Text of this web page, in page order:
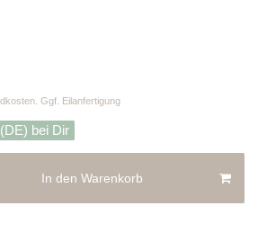
Ggf. Eilanfertigung
bei Dir
In den Warenkorb